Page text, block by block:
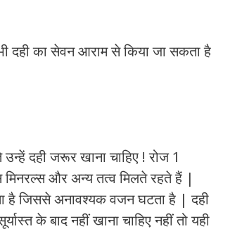
दही का सेवन आराम से किया जा सकता है
दही जरूर खाना चाहिए ! रोज 1
मिनरल्स और अन्य तत्व मिलते रहते हैं |
है जिससे अनावश्यक वजन घटता है | दही
के बाद नहीं खाना चाहिए नहीं तो यही